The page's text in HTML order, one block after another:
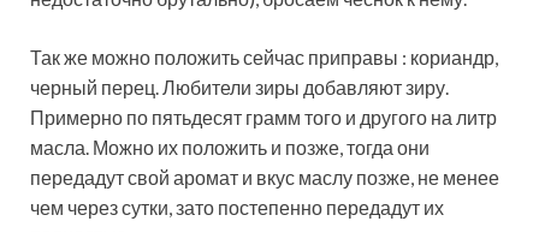
Так же можно положить сейчас приправы : кориандр,
черный перец. Любители зиры добавляют зиру.
Примерно по пятьдесят грамм того и другого на литр
масла. Можно их положить и позже, тогда они
передадут свой аромат и вкус маслу позже, не менее
чем через сутки, зато постепенно передадут их